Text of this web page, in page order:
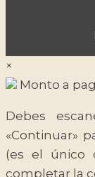
×
Monto a
Debes
«Continuar»
(es el único
completar la